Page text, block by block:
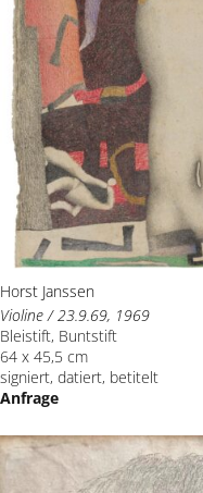
Horst Janssen
Violine / 23.9.69, 1969
Bleistift, Buntstift
64 x 45,5 cm
signiert, datiert, betitelt
Anfrage